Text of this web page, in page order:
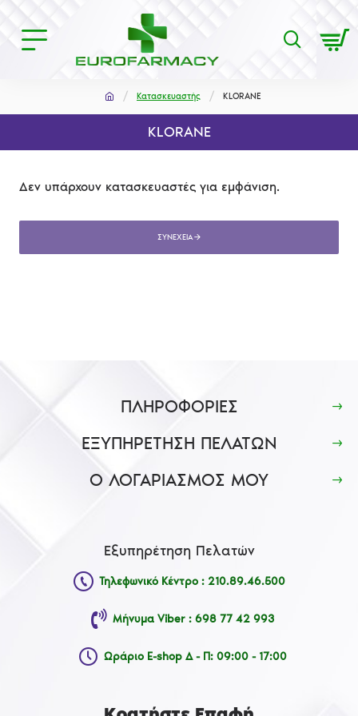
Κατασκευαστής KLORANE
KLORANE
Δεν υπάρχουν κατασκευαστές για εμφάνιση.
ΣΥΝΈΧΕΙΑ
ΠΛΗΡΟΦΟΡΙΕΣ
ΕΞΥΠΗΡΕΤΗΣΗ ΠΕΛΑΤΩΝ
Ο ΛΟΓΑΡΙΑΣΜΟΣ ΜΟΥ
Εξυπηρέτηση Πελατών
Τηλεφωνικό Κέντρο : 210.89.46.500
Μήνυμα Viber : 698 77 42 993
Ωράριο E-shop Δ - Π: 09:00 - 17:00